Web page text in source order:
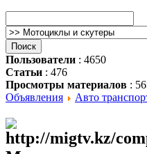
Пользователи : 4650
Статьи : 476
Просмотры материалов :
Объявления
Авто